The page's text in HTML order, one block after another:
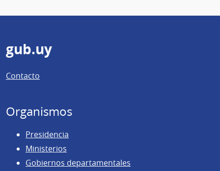
Pie
de
página
gub.uy
Contacto
Organismos
Presidencia
Ministerios
Gobiernos departamentales